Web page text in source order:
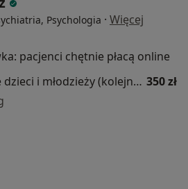
Psychologia · Więcej
pacjenci chętnie płacą online
Konsultacja online dzieci i młodzieży (kolejna wizyta) 350 zł